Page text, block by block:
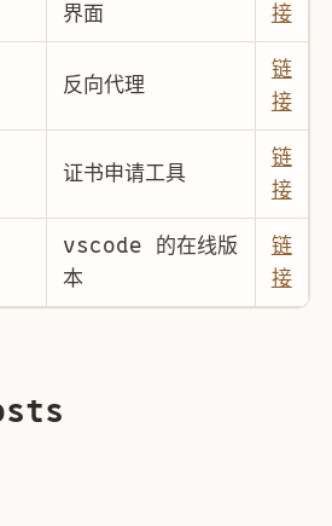
界面
接
反向代理
链
接
证书申请工具
链
接
vscode 的在线版
本
链
接